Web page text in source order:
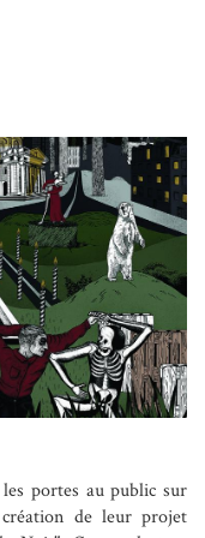
portes au public sur
de leur projet